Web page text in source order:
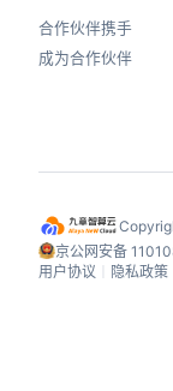
合作伙伴携手
成为合作伙伴
京公网安备
用户协议
隐私政策